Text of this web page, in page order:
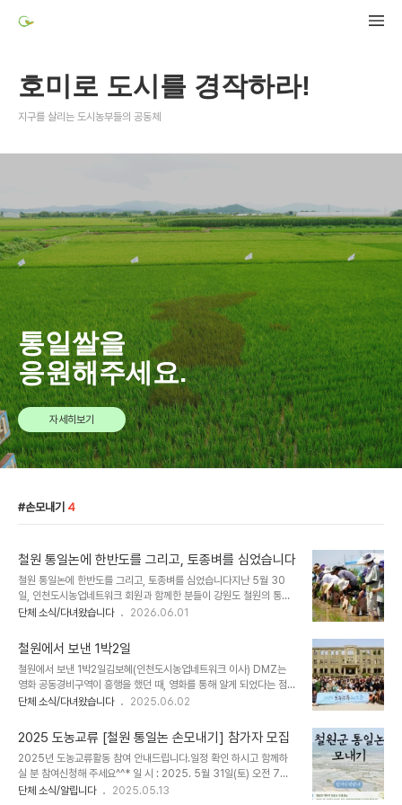
호미로 도시를 경작하라!
지구를 살리는 도시농부들의 공동체
통일쌀을
응원해주세요.
자세히보기
손모내기 4
철원 통일논에 한반도를 그리고, 토종벼를 심었습니다
철원 통일논에 한반도를 그리고, 토종벼를 심었습니다지난 5월 30
일, 인천도시농업네트워크 회원과 함께한 분들이 강원도 철원의 통일
논으로 향했습니다. 인천 시민 여든 명과 철원군농민회 회원 스무 분,
은 날입니다. 그 하루를 회원 여러분께 전합니다. 인천도시농업네트워
크가 철원 통일논 모내기에 함께한 것은 2013년부터입니다. 어느덧
십삼 년. 강산이 한 번 하고도 반쯤 더 바뀌는 동안, 우리는 봄이면 모
를 심고 가을이면 벼를 거두러 이 길을 오갔습니다. 올해는 특히 지난
해와 달랐습니다. 철원오대쌀로만 손모내기를 하던 데서 토종쌀을 더
시나, 선달, 멧돼지찰 네 종의 토종벼 모..
단체 소식/다녀왔습니다 2026.06.01
철원에서 보낸 1박2일
철원에서 보낸 1박2일김보혜(인천도시농업네트워크 이사) DMZ는
영화 공동경비구역이 흥행을 했던 때, 영화를 통해 알게 되었다는 점
말고는 한 번도 깊게 생각해 본 적이 없는 곳이다. 그래서 이번 통일논
도의 현실에 시선을 두고 바라보게 된 또 다른 전환의 기회가 되었다.
사실 1박 2일 모내기는 내게 시간적으로 부담이었다. 2주 후에 있을
학위논문 발표일에 준비 기한을 넘겨, 발표를 할 수 없게 되는 상황이
올지도 모를 아슬아슬한 시간을 보내고 있었기 때문이다. 미리 할 일을
마치고 발걸음을 가벼이 해야 마땅할 것을, 우리의 삶이 어디 그리 깔
단체 소식/다녀왔습니다 2025.06.02
2025 도농교류 [철원 통일논 손모내기] 참가자 모집
​2025년 도농교류활동 참여 안내드립니다.일정 확인 하시고 함께하
실 분 참여신청해 주세요^^​* 일 시 : 2025. 5월 31일(토) 오전 7시
출발(버스이용)* 장 소 : 철원 민통선지역 통일논 일대* 활 동 : 철원
단체 소식/알립니다 2025.05.13